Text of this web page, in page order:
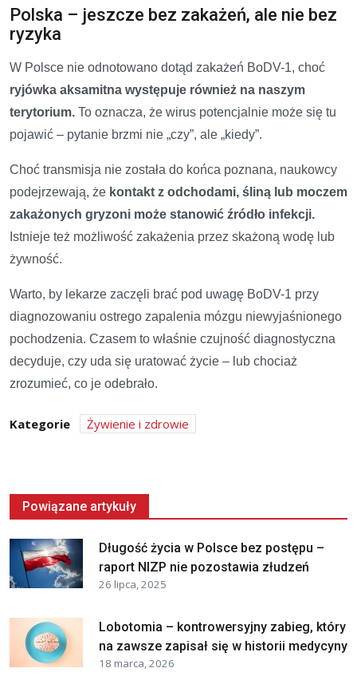
Polska – jeszcze bez zakażeń, ale nie bez
ryzyka
W Polsce nie odnotowano dotąd zakażeń BoDV-1, choć
ryjówka aksamitna występuje również na naszym
terytorium. To oznacza, że wirus potencjalnie może się tu
pojawić – pytanie brzmi nie „czy”, ale „kiedy”.
Choć transmisja nie została do końca poznana, naukowcy
podejrzewają, że kontakt z odchodami, śliną lub moczem
zakażonych gryzoni może stanowić źródło infekcji.
Istnieje też możliwość zakażenia przez skażoną wodę lub
żywność.
Warto, by lekarze zaczęli brać pod uwagę BoDV-1 przy
diagnozowaniu ostrego zapalenia mózgu niewyjaśnionego
pochodzenia. Czasem to właśnie czujność diagnostyczna
decyduje, czy uda się uratować życie – lub chociaż
zrozumieć, co je odebrało.
Kategorie Żywienie i zdrowie
Powiązane artykuły
Długość życia w Polsce bez postępu –
raport NIZP nie pozostawia złudzeń
26 lipca, 2025
Lobotomia – kontrowersyjny zabieg, który
na zawsze zapisał się w historii medycyny
18 marca, 2026